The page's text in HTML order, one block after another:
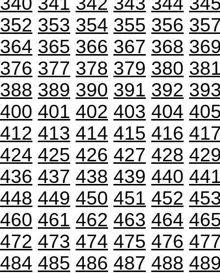
352 353 354 355 356
364 365 366 367 368
376 377 378 379 380
388 389 390 391 392
400 401 402 403 404
412 413 414 415 416
424 425 426 427 428
436 437 438 439 440
448 449 450 451 452
460 461 462 463 464
472 473 474 475 476
484 485 486 487 488